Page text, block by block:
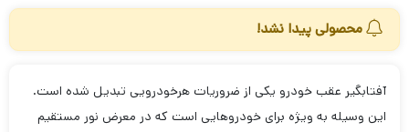
محصولی پیدا نشد!
آفتابگیر عقب خودرو یکی از ضروریات هرخودرویی تبدیل شده است.
این وسیله به ویژه برای خودرو‌هایی است که در معرض نور مستقیم